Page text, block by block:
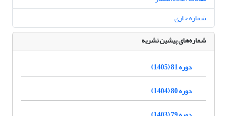
شماره جاری
شماره‌های پیشین نشریه
دوره 81 (1405)
دوره 80 (1404)